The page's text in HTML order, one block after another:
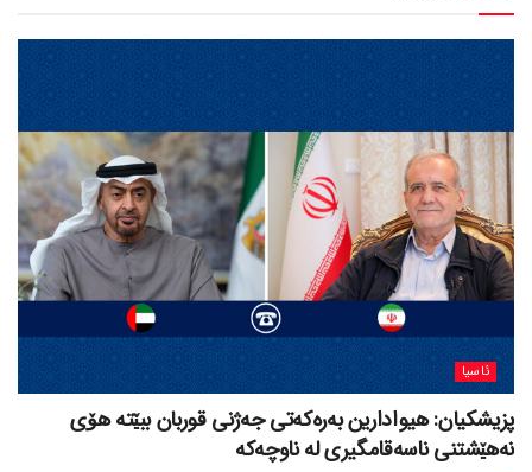
ئاسیا
پزیشکیان: هیوادارین بەرەکەتی جەژنی قوربان ببێتە هۆی
نەهێشتنی ناسەقامگیری لە ناوچەکە